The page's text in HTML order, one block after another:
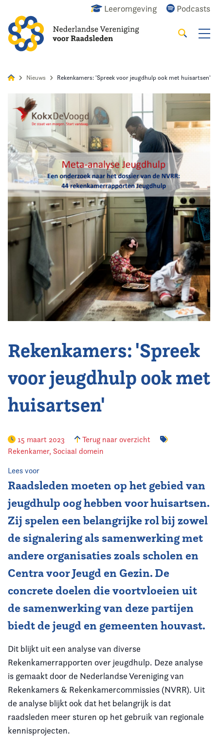
Leeromgeving Podcasts
Zoeken
Home
Nieuws
Opleiding
Kennis & Informatie
Vereniging
Contact
Nieuws Rekenkamers: 'Spreek voor jeugdhulp ook met huisartsen'
Rekenkamers: 'Spreek
voor jeugdhulp ook met
huisartsen'
15 maart 2023
Terug naar overzicht
Rekenkamer, Sociaal domein
Lees voor
Raadsleden moeten op het gebied van
jeugdhulp oog hebben voor huisartsen.
Zij spelen een belangrijke rol bij zowel
de signalering als samenwerking met
andere organisaties zoals scholen en
Centra voor Jeugd en Gezin. De
concrete doelen die voortvloeien uit
de samenwerking van deze partijen
biedt de jeugd en gemeenten houvast.
Dit blijkt uit een analyse van diverse
Rekenkamerrapporten over jeugdhulp. Deze analyse
is gemaakt door de Nederlandse Vereniging van
Rekenkamers & Rekenkamercommissies (NVRR). Uit
de analyse blijkt ook dat het belangrijk is dat
raadsleden meer sturen op het gebruik van regionale
kennisprojecten.